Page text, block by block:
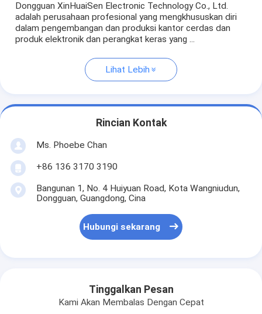
Dongguan XinHuaiSen Electronic Technology Co., Ltd.
adalah perusahaan profesional yang mengkhususkan diri
dalam pengembangan dan produksi kantor cerdas dan
produk elektronik dan perangkat keras yang ...
Lihat Lebih
Rincian Kontak
Ms. Phoebe Chan
+86 136 3170 3190
Bangunan 1, No. 4 Huiyuan Road, Kota Wangniudun,
Dongguan, Guangdong, Cina
Hubungi sekarang
Tinggalkan Pesan
Kami Akan Membalas Dengan Cepat